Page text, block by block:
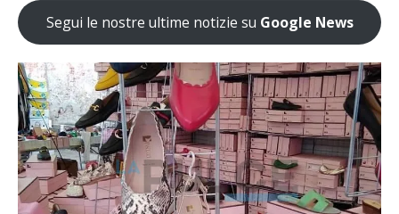
Segui le nostre ultime notizie su Google News